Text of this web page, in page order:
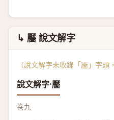
↳ 靨 說文解字
（說文解字未收錄「靥」字頭
說文解字·靨
卷九